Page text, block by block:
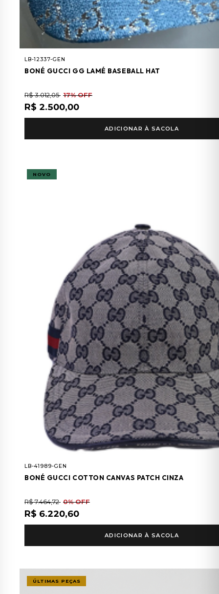
LB-12337-GEN
BONÉ GUCCI GG LAMÉ BASEBALL HAT
R$ 3.012,05 17% OFF
R$ 2.500,00
ADICIONAR À SACOLA
NOVO
LB-41989-GEN
BONÉ GUCCI COTTON CANVAS PATCH CINZA
R$ 7.464,72 0% OFF
R$ 6.220,60
ADICIONAR À SACOLA
ÚLTIMAS PEÇAS